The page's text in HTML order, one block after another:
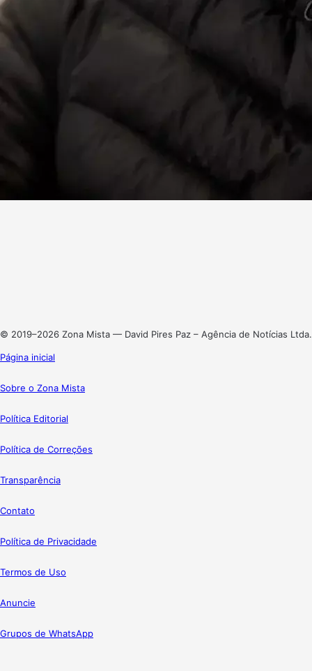
© 2019–2026 Zona Mista — David Pires Paz – Agência de Notícias Ltda.
Página inicial
Sobre o Zona Mista
Política Editorial
Política de Correções
Transparência
Contato
Política de Privacidade
Termos de Uso
Anuncie
Grupos de WhatsApp